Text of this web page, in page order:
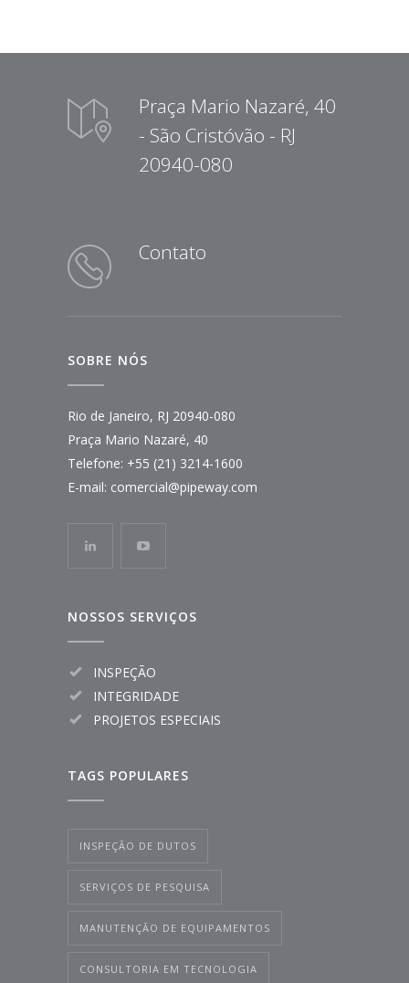
Praça Mario Nazaré, 40
- São Cristóvão - RJ
20940-080
Contato
SOBRE NÓS
Rio de Janeiro, RJ 20940-080
Praça Mario Nazaré, 40
Telefone: +55 (21) 3214-1600
E-mail: comercial@pipeway.com
NOSSOS SERVIÇOS
INSPEÇÃO
INTEGRIDADE
PROJETOS ESPECIAIS
TAGS POPULARES
INSPEÇÃO DE DUTOS
SERVIÇOS DE PESQUISA
MANUTENÇÃO DE EQUIPAMENTOS
CONSULTORIA EM TECNOLOGIA